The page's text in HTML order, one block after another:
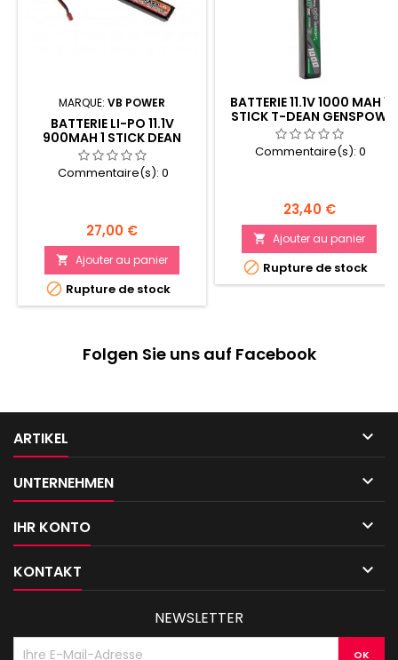
MARQUE: VB POWER
BATTERIE LI-PO 11.1V
900MAH 1 STICK DEAN
Commentaire(s): 0
Prix
27,00 €
 Ajouter au panier
 Rupture de stock
BATTERIE 11.1V 1000 MAH 1
STICK T-DEAN GENSPOW
Commentaire(s): 0
Prix
23,40 €
 Ajouter au panier
 Rupture de stock
Folgen Sie uns auf Facebook
ARTIKEL 
UNTERNEHMEN 
IHR KONTO 
KONTAKT 
NEWSLETTER